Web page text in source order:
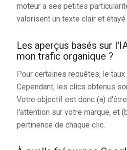
moteur a ses petites
valorisent un texte clair et étayé
Les aperçus basés sur
mon trafic organique ?
Pour certaines requêtes, le
Cependant, les clics obtenus
Votre objectif est donc (a)
l'attention sur votre marque, et
pertinence de chaque clic.